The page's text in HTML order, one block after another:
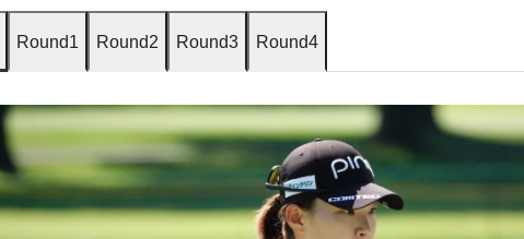
Round1 Round2 Round3 Round4